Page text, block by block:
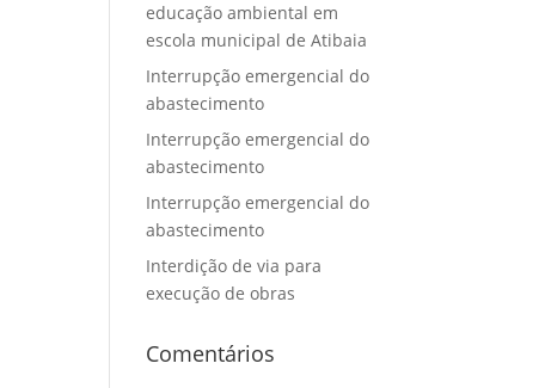
educação ambiental em
escola municipal de Atibaia
Interrupção emergencial do
abastecimento
Interrupção emergencial do
abastecimento
Interrupção emergencial do
abastecimento
Interdição de via para
execução de obras
Comentários